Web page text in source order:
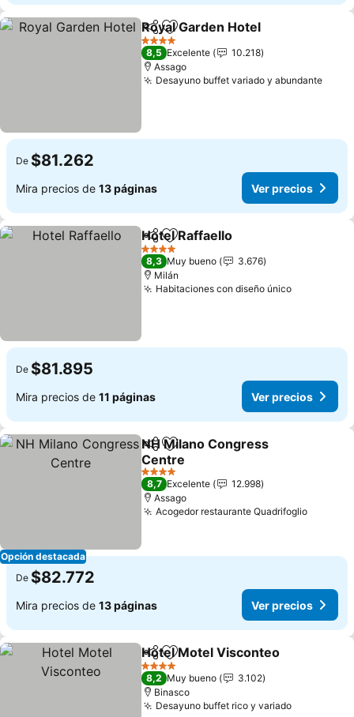
CompartirAgregar a favoritos
Royal Garden Hotel
4 Estrellas
8,5 Excelente
10.218
Assago
Desayuno buffet variado y abundanteVer
De $81.262
Mira precios de 13 páginas Ver precios
CompartirAgregar a favoritos
Hotel Raffaello
4 Estrellas
8,3 Muy bueno
3.676
Milán
Habitaciones con diseño únicoVer
De $81.895
Mira precios de 11 páginas Ver precios
Opción destacada
CompartirAgregar a favoritos
NH Milano Congress
Centre
Ver precios
4 Estrellas
8,7 Excelente
12.998
Assago
Acogedor restaurante QuadrifoglioVer
De $82.772
Mira precios de 13 páginas Ver precios
CompartirAgregar a favoritos
Hotel Motel Visconteo
4 Estrellas
8,2 Muy bueno
3.102
Binasco
Desayuno buffet rico y variadoVer